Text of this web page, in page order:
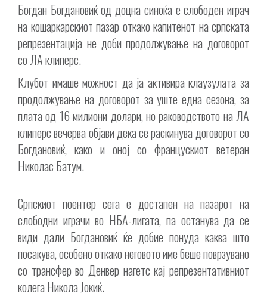
Богдан Богдановиќ од доцна синоќа е слободен играч
на кошаркарскиот пазар откако капитенот на српската
репрезентација не доби продолжување на договорот
со ЛА клиперс.
Клубот имаше можност да ја активира клаузулата за
продолжување на договорот за уште една сезона, за
плата од 16 милиони долари, но раководството на ЛА
клиперс вечерва објави дека се раскинува договорот со
Богдановиќ, како и оној со францускиот ветеран
Николас Батум.
Српскиот поентер сега е достапен на пазарот на
слободни играчи во НБА-лигата, па останува да се
види дали Богдановиќ ќе добие понуда каква што
посакува, особено откако неговото име беше поврзувано
со трансфер во Денвер нагетс кај репрезентативниот
колега Никола Јокиќ.